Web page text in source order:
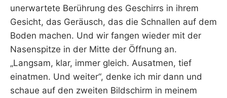
unerwartete Berührung des Geschirrs in ihrem
Gesicht, das Geräusch, das die Schnallen auf dem
Boden machen. Und wir fangen wieder mit der
Nasenspitze in der Mitte der Öffnung an.
„Langsam, klar, immer gleich. Ausatmen, tief
einatmen. Und weiter“, denke ich mir dann und
schaue auf den zweiten Bildschirm in meinem